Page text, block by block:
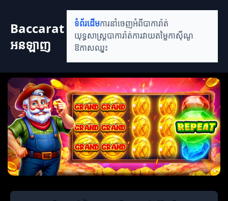
Baccarat
អនឡាញ
ទំព័រដើមការនាំចេញអំពីបាការ៉ាត់
យុទ្ធសាស្ត្របាការ៉ាត់ការវាយតម្លៃកាស៊ីណូ
ឱកាសឈ្នះ